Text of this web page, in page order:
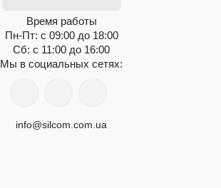
Время работы
Пн-Пт: с 09:00 до 18:00
Сб: с 11:00 до 16:00
Мы в социальных сетях:
info@silcom.com.ua